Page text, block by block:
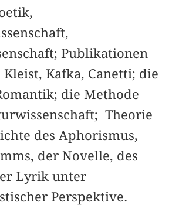
Publikationen
Kleist, Kafka, Canetti; die
die Methode
Theorie
des Aphorismus,
der Novelle, des
Lyrik unter
Perspektive.